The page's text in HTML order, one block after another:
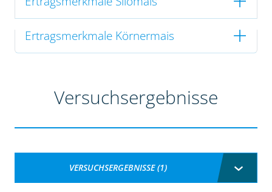
Ertragsmerkmale Körnermais
Versuchsergebnisse
VERSUCHSERGEBNISSE (1)